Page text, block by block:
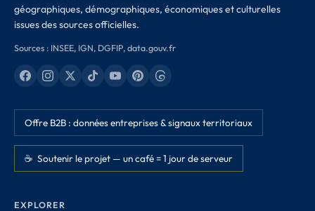
géographiques, démographiques, économiques et culturelles
issues des sources officielles.
Sources : INSEE, IGN, DGFIP, data.gouv.fr
Offre B2B : données entreprises & signaux territoriaux
☕ Soutenir le projet — un café = 1 jour de serveur
EXPLORER